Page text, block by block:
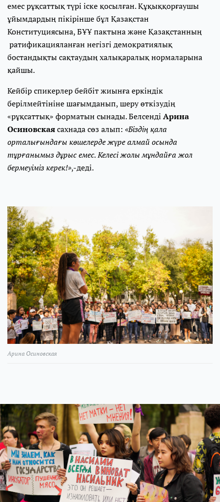
емес рұқсаттық түрі іске қосылған. Құқыққорғаушы
ұйымдардың пікірінше бұл Қазақстан
Конституциясына, БҰҰ пактына және Қазақстанның
ратификацияланған негізгі демократиялық
бостандықты сақтаудың халықаралық нормаларына
қайшы.
Кейбір спикерлер бейбіт жиынға еркіндік
берілмейтініне шағымданып, шеру өткізудің
«рұқсаттық» форматын сынады. Белсенді Арина
Осиновскаясахнада сөз алып: «Біздің қала
орталығындағы көшелерде жүре алмай осында
тұрғанымыз дұрыс емес. Келесі жолы мұндайға жол
бермеуіміз керек!»,-деді.
Арина Осиновская